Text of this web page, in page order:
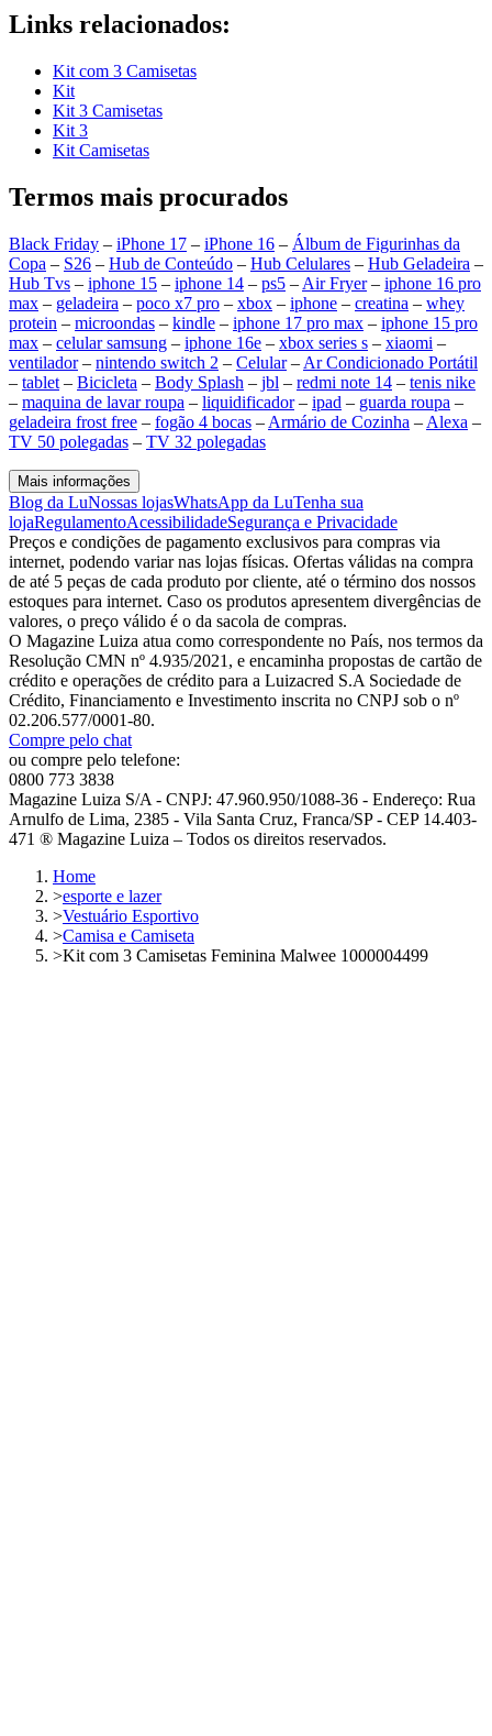
Links relacionados:
Kit com 3 Camisetas
Kit
Kit 3 Camisetas
Kit 3
Kit Camisetas
Termos mais procurados
Black Friday – iPhone 17 – iPhone 16 – Álbum de Figurinhas da
Copa – S26 – Hub de Conteúdo – Hub Celulares – Hub Geladeira –
Hub Tvs – iphone 15 – iphone 14 – ps5 – Air Fryer– iphone 16 pro
max – geladeira – poco x7 pro – xbox – iphone – creatina – whey
protein – microondas – kindle – iphone 17 pro max – iphone 15 pro
max – celular samsung – iphone 16e – xbox series s – xiaomi –
ventilador– nintendo switch 2 – Celular– Ar Condicionado Portátil
– tablet – Bicicleta – Body Splash – jbl – redmi note 14 – tenis nike
– maquina de lavar roupa – liquidificador– ipad – guarda roupa –
geladeira frost free – fogão 4 bocas – Armário de Cozinha – Alexa –
TV 50 polegadas – TV 32 polegadas
Mais informações
Blog da LuNossas lojasWhatsApp da LuTenha sua
lojaRegulamentoAcessibilidadeSegurança e Privacidade
Preços e condições de pagamento exclusivos para compras via
internet, podendo variar nas lojas físicas. Ofertas válidas na compra
de até 5 peças de cada produto por cliente, até o término dos nossos
estoques para internet. Caso os produtos apresentem divergências de
valores, o preço válido é o da sacola de compras.
O Magazine Luiza atua como correspondente no País, nos termos da
Resolução CMN nº 4.935/2021, e encaminha propostas de cartão de
crédito e operações de crédito para a Luizacred S.A Sociedade de
Crédito, Financiamento e Investimento inscrita no CNPJ sob o nº
02.206.577/0001-80.
Compre pelo chat
ou compre pelo telefone:
0800 773 3838
Magazine Luiza S/A - CNPJ: 47.960.950/1088-36 - Endereço: Rua
Arnulfo de Lima, 2385 - Vila Santa Cruz, Franca/SP - CEP 14.403-
471 ® Magazine Luiza – Todos os direitos reservados.
Home
>esporte e lazer
>Vestuário Esportivo
>Camisa e Camiseta
>Kit com 3 Camisetas Feminina Malwee 1000004499